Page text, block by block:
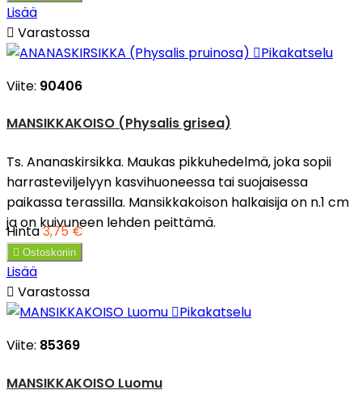
Lisää
 Varastossa
Pikakatselu
Viite: 90406
MANSIKKAKOISO (Physalis grisea)
Ts. Ananaskirsikka. Maukas pikkuhedelmä, joka sopii
harrasteviljelyyn kasvihuoneessa tai suojaisessa
paikassa terassilla. Mansikkakoison halkaisija on n.1 cm
ja on kuivuneen lehden peittämä.
Hinta3,75 €
 Ostoskoriin
Lisää
 Varastossa
Pikakatselu
Viite: 85369
MANSIKKAKOISO Luomu